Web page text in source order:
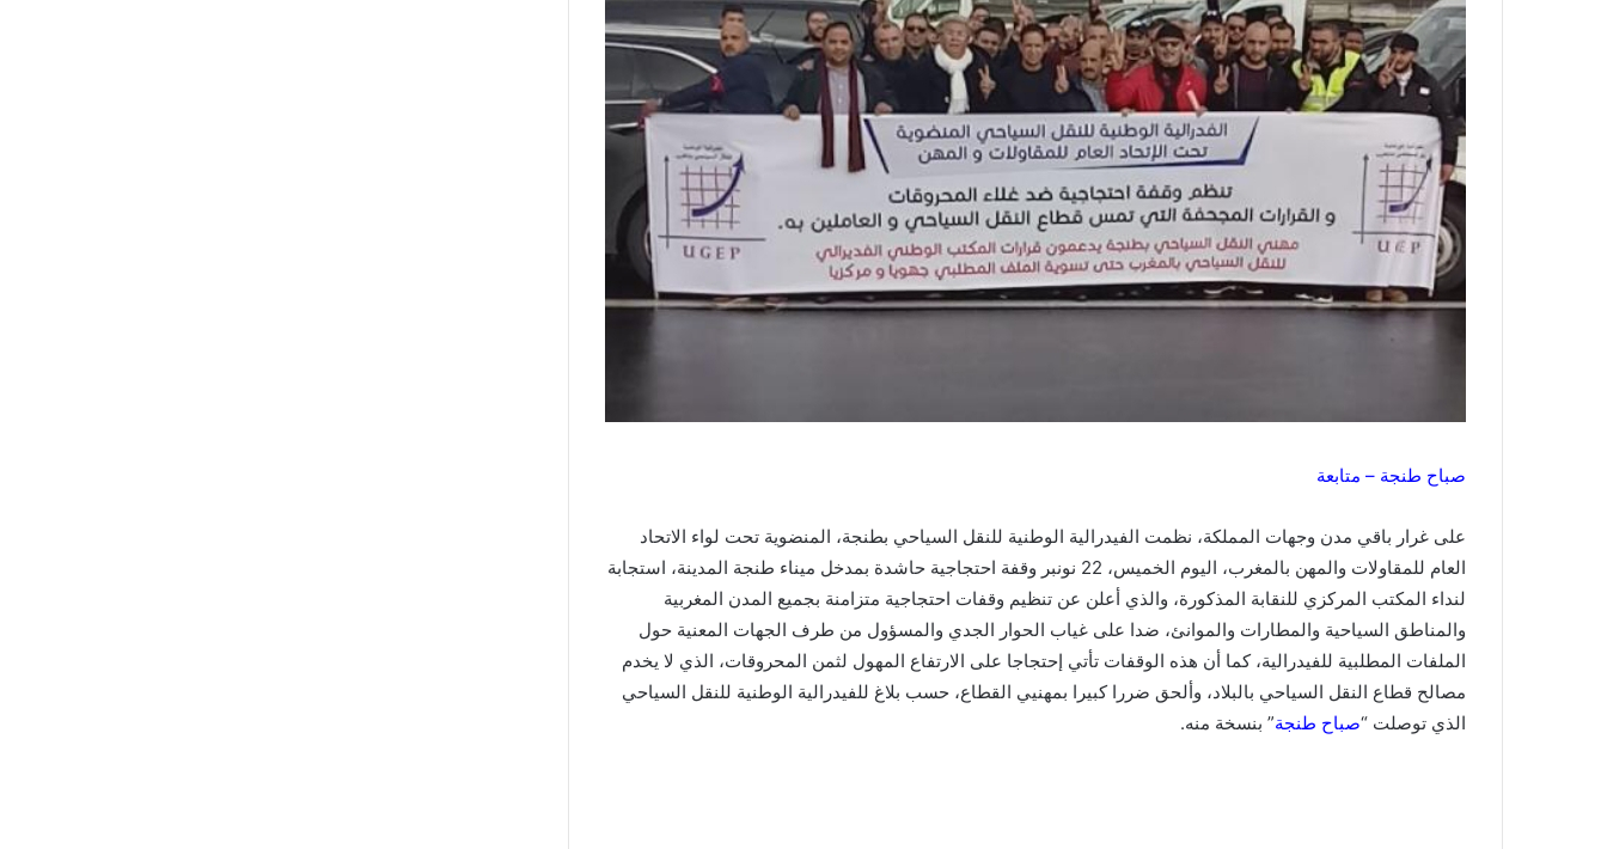
صباح طنجة – متابعة
على غرار باقي مدن وجهات المملكة، نظمت الفيدرالية الوطنية للنقل السياحي بطنجة، المنضوية تحت لواء الاتحاد
العام للمقاولات والمهن بالمغرب، اليوم الخميس، 22 نونبر وقفة احتجاجية حاشدة بمدخل ميناء طنجة المدينة، استجابة
لنداء المكتب المركزي للنقابة المذكورة، والذي أعلن عن تنظيم وقفات احتجاجية متزامنة بجميع المدن المغربية
والمناطق السياحية والمطارات والموانئ، ضدا على غياب الحوار الجدي والمسؤول من طرف الجهات المعنية حول
الملفات المطلبية للفيدرالية، كما أن هذه الوقفات تأتي إحتجاجا على الارتفاع المهول لثمن المحروقات، الذي لا يخدم
مصالح قطاع النقل السياحي بالبلاد، وألحق ضررا كبيرا بمهنيي القطاع، حسب بلاغ للفيدرالية الوطنية للنقل السياحي
الذي توصلت “صباح طنجة” بنسخة منه.